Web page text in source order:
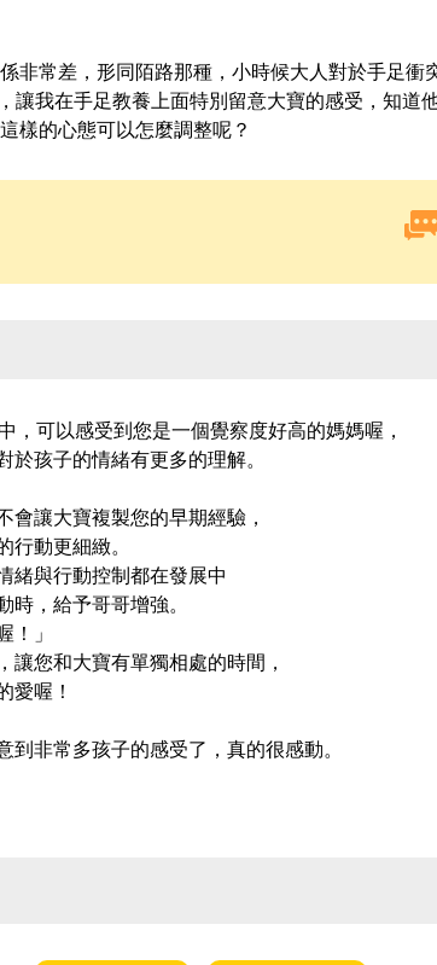
非常差，形同陌路那種，小時候大人對於手足衝
讓我在手足教養上面特別留意大寶的感受，知道
樣的心態可以怎麼調整呢？
可以感受到您是一個覺察度好高的媽媽喔，
孩子的情緒有更多的理解。
讓大寶複製您的早期經驗，
動更細緻。
緒與行動控制都在發展中
，給予哥哥增強。
！」
讓您和大寶有單獨相處的時間，
愛喔！
非常多孩子的感受了，真的很感動。